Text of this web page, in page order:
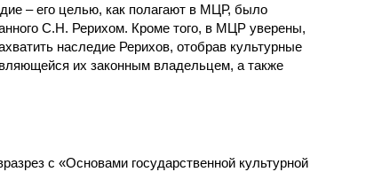
– его целью, как полагают в МЦР, было
С.Н. Рерихом. Кроме того, в МЦР уверены,
наследие Рерихов, отобрав культурные
их законным владельцем, а также
с «Основами государственной культурной